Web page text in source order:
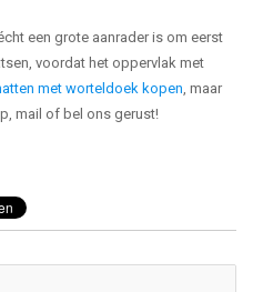
een grote aanrader is om eerst
voordat het oppervlak met
met worteldoek kopen , maar
mail of bel ons gerust!